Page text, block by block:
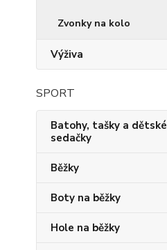
Zvonky na kolo
Výživa
SPORT
Batohy, tašky a dětské
sedačky
Běžky
Boty na běžky
Hole na běžky